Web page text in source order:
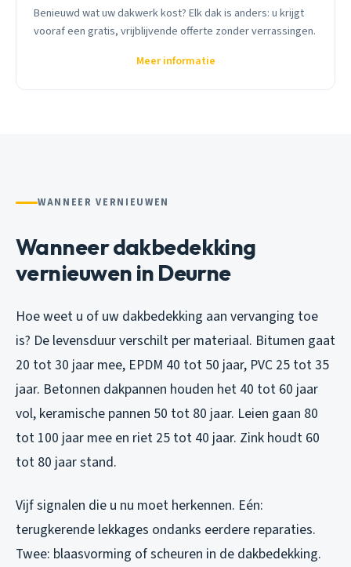
Benieuwd wat uw dakwerk kost? Elk dak is anders: u krijgt
vooraf een gratis, vrijblijvende offerte zonder verrassingen.
Meer informatie
WANNEER VERNIEUWEN
Wanneer dakbedekking
vernieuwen in Deurne
Hoe weet u of uw dakbedekking aan vervanging toe
is? De levensduur verschilt per materiaal. Bitumen gaat
20 tot 30 jaar mee, EPDM 40 tot 50 jaar, PVC 25 tot 35
jaar. Betonnen dakpannen houden het 40 tot 60 jaar
vol, keramische pannen 50 tot 80 jaar. Leien gaan 80
tot 100 jaar mee en riet 25 tot 40 jaar. Zink houdt 60
tot 80 jaar stand.
Vijf signalen die u nu moet herkennen. Eén:
terugkerende lekkages ondanks eerdere reparaties.
Twee: blaasvorming of scheuren in de dakbedekking.